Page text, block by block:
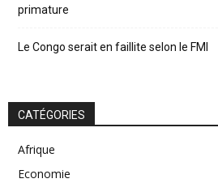
primature
Le Congo serait en faillite selon le FMI
CATÉGORIES
Afrique
Economie